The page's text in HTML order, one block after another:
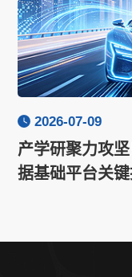
2026-07-09
产学研聚力攻
据基础平台关